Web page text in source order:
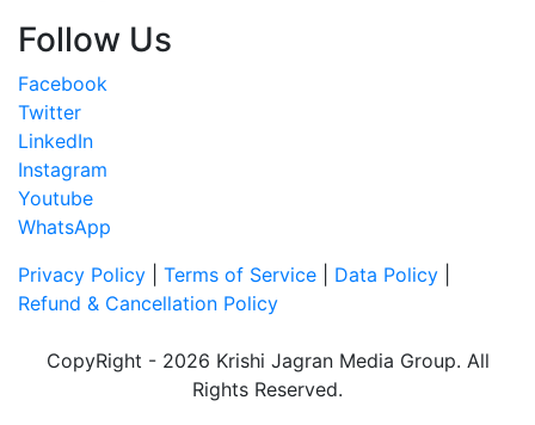
Follow Us
Facebook
Twitter
LinkedIn
Instagram
Youtube
WhatsApp
Privacy Policy
Terms of Service Data Policy
Refund & Cancellation Policy
CopyRight - 2026 Krishi Jagran Media Group. All
Rights Reserved.